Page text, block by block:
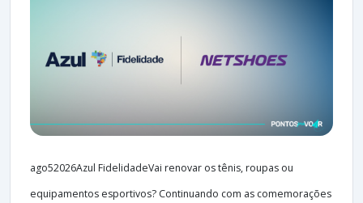
ago52026Azul FidelidadeVai renovar os tênis, roupas ou
equipamentos esportivos? Continuando com as comemorações